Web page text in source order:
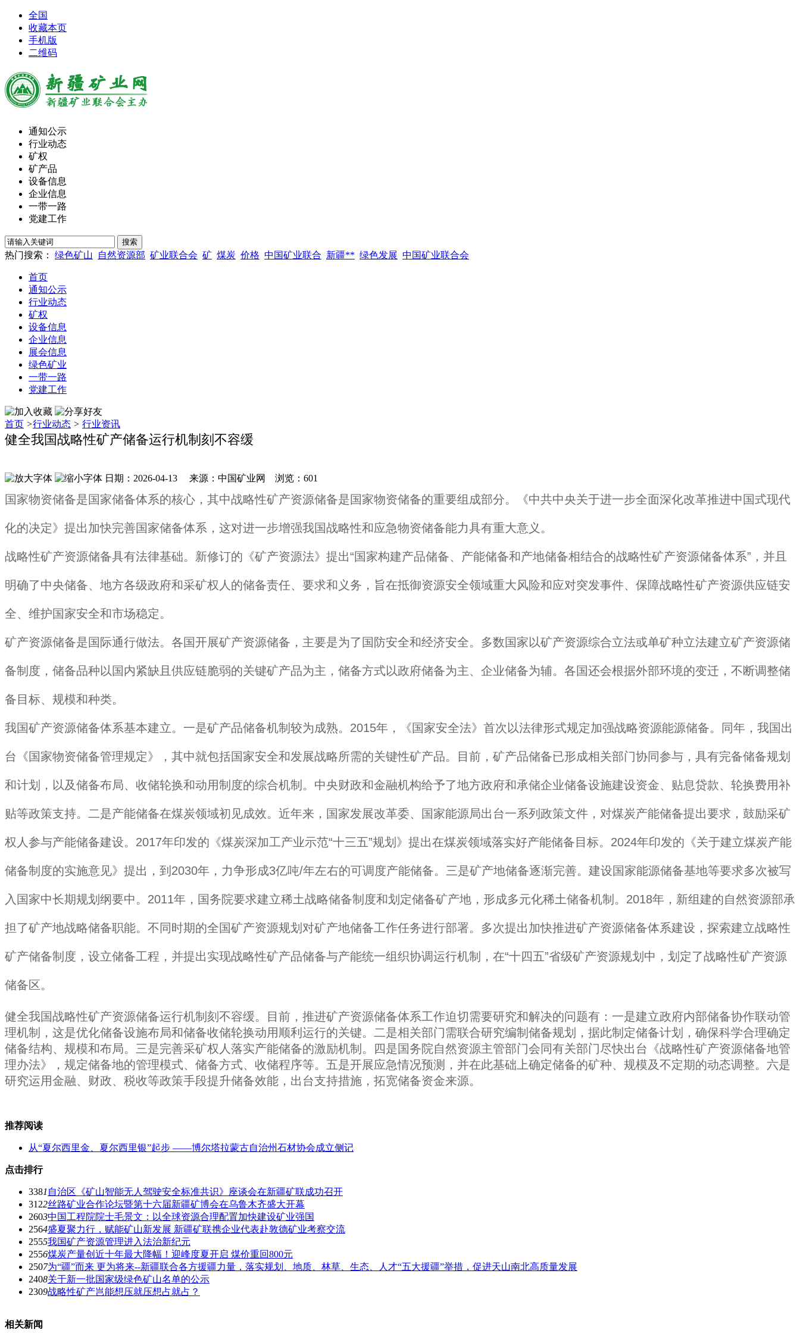
全国
收藏本页
手机版
二维码
通知公示
行业动态
矿权
矿产品
设备信息
企业信息
一带一路
党建工作
热门搜索： 绿色矿山 自然资源部 矿业联合会 矿 煤炭 价格 中国矿业联合 新疆** 绿色发展 中国矿业联合会
首页
通知公示
行业动态
矿权
设备信息
企业信息
展会信息
绿色矿业
一带一路
党建工作
首页 >行业动态 > 行业资讯
健全我国战略性矿产储备运行机制刻不容缓
日期：2026-04-13 来源：中国矿业网 浏览： 601
国家物资储备是国家储备体系的核心，其中战略性矿产资源储备是国家物资储备的重要组成部分。《中共中央关于进一步全面深化改革推进中国式现代
化的决定》提出加快完善国家储备体系，这对进一步增强我国战略性和应急物资储备能力具有重大意义。
战略性矿产资源储备具有法律基础。新修订的《矿产资源法》提出“国家构建产品储备、产能储备和产地储备相结合的战略性矿产资源储备体系”，并且
明确了中央储备、地方各级政府和采矿权人的储备责任、要求和义务，旨在抵御资源安全领域重大风险和应对突发事件、保障战略性矿产资源供应链安
全、维护国家安全和市场稳定。
矿产资源储备是国际通行做法。各国开展矿产资源储备，主要是为了国防安全和经济安全。多数国家以矿产资源综合立法或单矿种立法建立矿产资源储
备制度，储备品种以国内紧缺且供应链脆弱的关键矿产品为主，储备方式以政府储备为主、企业储备为辅。各国还会根据外部环境的变迁，不断调整储
备目标、规模和种类。
我国矿产资源储备体系基本建立。一是矿产品储备机制较为成熟。2015年，《国家安全法》首次以法律形式规定加强战略资源能源储备。同年，我国出
台《国家物资储备管理规定》，其中就包括国家安全和发展战略所需的关键性矿产品。目前，矿产品储备已形成相关部门协同参与，具有完备储备规划
和计划，以及储备布局、收储轮换和动用制度的综合机制。中央财政和金融机构给予了地方政府和承储企业储备设施建设资金、贴息贷款、轮换费用补
贴等政策支持。二是产能储备在煤炭领域初见成效。近年来，国家发展改革委、国家能源局出台一系列政策文件，对煤炭产能储备提出要求，鼓励采矿
权人参与产能储备建设。2017年印发的《煤炭深加工产业示范“十三五”规划》提出在煤炭领域落实好产能储备目标。2024年印发的《关于建立煤炭产能
储备制度的实施意见》提出，到2030年，力争形成3亿吨/年左右的可调度产能储备。三是矿产地储备逐渐完善。建设国家能源储备基地等要求多次被写
入国家中长期规划纲要中。2011年，国务院要求建立稀土战略储备制度和划定储备矿产地，形成多元化稀土储备机制。2018年，新组建的自然资源部承
担了矿产地战略储备职能。不同时期的全国矿产资源规划对矿产地储备工作任务进行部署。多次提出加快推进矿产资源储备体系建设，探索建立战略性
矿产储备制度，设立储备工程，并提出实现战略性矿产品储备与产能统一组织协调运行机制，在“十四五”省级矿产资源规划中，划定了战略性矿产资源
储备区。
健全我国战略性矿产资源储备运行机制刻不容缓。目前，推进矿产资源储备体系工作迫切需要研究和解决的问题有：一是建立政府内部储备协作联动管
理机制，这是优化储备设施布局和储备收储轮换动用顺利运行的关键。二是相关部门需联合研究编制储备规划，据此制定储备计划，确保科学合理确定
储备结构、规模和布局。三是完善采矿权人落实产能储备的激励机制。四是国务院自然资源主管部门会同有关部门尽快出台《战略性矿产资源储备地管
理办法》，规定储备地的管理模式、储备方式、收储程序等。五是开展应急情况预测，并在此基础上确定储备的矿种、规模及不定期的动态调整。六是
研究运用金融、财政、税收等政策手段提升储备效能，出台支持措施，拓宽储备资金来源。
推荐阅读
从“夏尔西里金、夏尔西里银”起步 ——博尔塔拉蒙古自治州石材协会成立侧记
点击排行
3381 自治区《矿山智能无人驾驶安全标准共识》座谈会在新疆矿联成功召开
3122丝路矿业合作论坛暨第十六届新疆矿博会在乌鲁木齐盛大开幕
2603中国工程院院士毛景文：以全球资源合理配置加快建设矿业强国
2564盛夏聚力行，赋能矿山新发展 新疆矿联携企业代表赴敦德矿业考察交流
2555我国矿产资源管理进入法治新纪元
2556煤炭产量创近十年最大降幅！迎峰度夏开启 煤价重回800元
2507为“疆”而来 更为将来--新疆联合各方援疆力量，落实规划、地质、林草、生态、人才“五大援疆”举措，促进天山南北高质量发展
2408关于新一批国家级绿色矿山名单的公示
2309战略性矿产岂能想压就压想占就占？
相关新闻